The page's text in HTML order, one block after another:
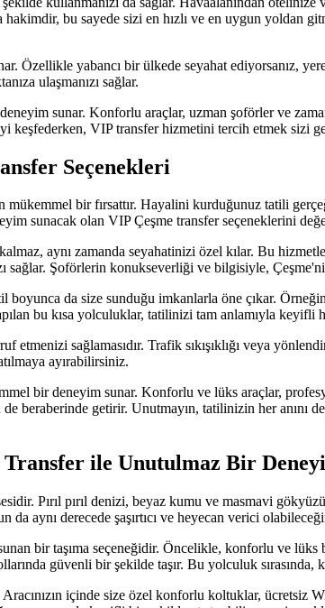
bu sayede sizi en hızlı ve en uygun yoldan
Özellikle yabancı bir ülkede seyahat ediyorsanız,
ulaşmanızı sağlar.
sunar. Konforlu araçlar, uzman şoförler ve
VIP transfer hizmetini tercih etmek sizi
Seçenekleri
mükemmel bir fırsattır. Hayalini kurduğunuz tatili
sunacak olan VIP Çeşme transfer seçeneklerini
aynı zamanda seyahatinizi özel kılar. Bu
Şoförlerin konukseverliği ve bilgisiyle,
boyunca da size sunduğu imkanlarla öne çıkar.
bu kısa yolculuklar, tatilinizi tam anlamıyla keyifli
sağlamasıdır. Trafik sıkışıklığı veya
ayırabilirsiniz.
bir deneyim sunar. Konforlu ve lüks araçlar,
beraberinde getirir. Unutmayın, tatilinizin her
ile Unutulmaz Bir
Pırıl pırıl denizi, beyaz kumu ve masmavi
da aynı derecede şaşırtıcı ve heyecan verici
bir taşıma seçeneğidir. Öncelikle, konforlu ve
güvenli bir şekilde taşır. Bu yolculuk
içinde size özel konforlu koltuklar, ücretsiz